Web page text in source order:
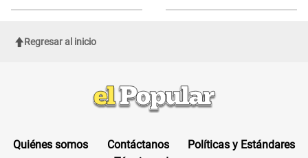
de Cofopri
ROSTRO
Regresar al inicio
Quiénes somos Contáctanos
Políticas y Estándares